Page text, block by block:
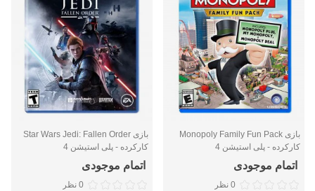
بازی Monopoly Family Fun Pack
کارکرده - پلی استیشن 4
اتمام موجودی
0 نظر
بازی Star Wars Jedi: Fallen Order
کارکرده - پلی استیشن 4
اتمام موجودی
0 نظر